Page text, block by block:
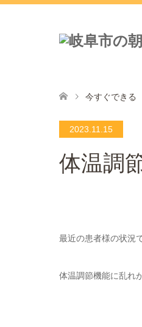
今すぐできる
2023.11.15
体温調
最近の患者様の状況
体温調節機能に乱れ